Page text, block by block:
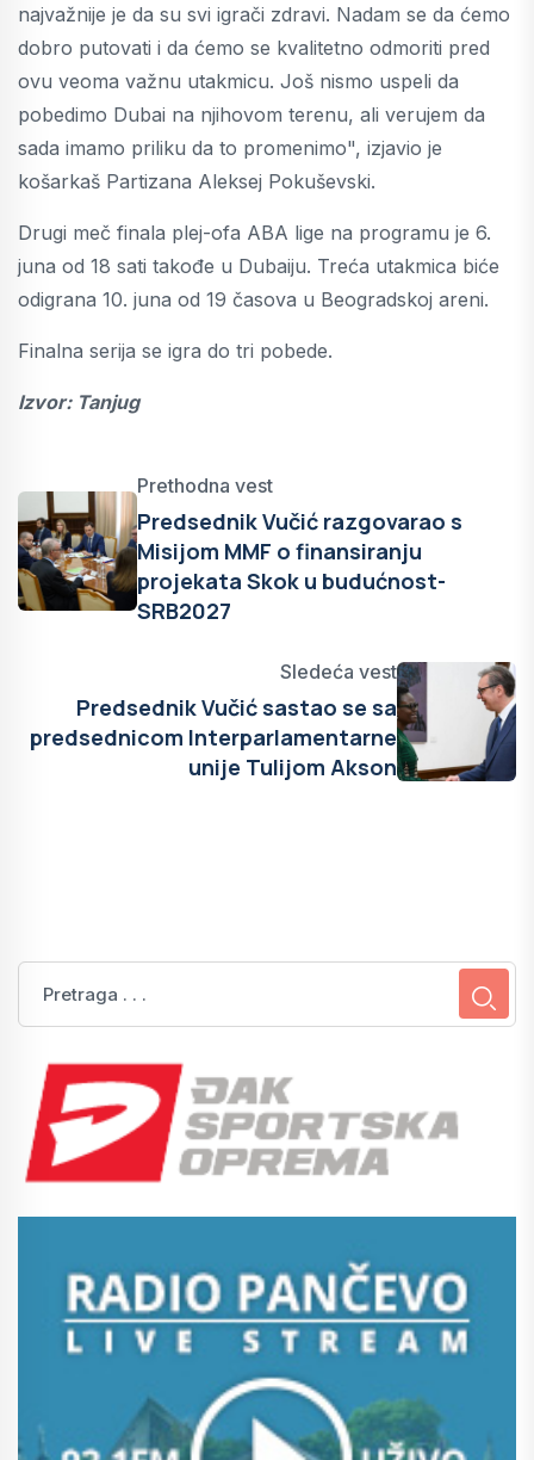
najvažnije je da su svi igrači zdravi. Nadam se da ćemo
dobro putovati i da ćemo se kvalitetno odmoriti pred
ovu veoma važnu utakmicu. Još nismo uspeli da
pobedimo Dubai na njihovom terenu, ali verujem da
sada imamo priliku da to promenimo", izjavio je
košarkaš Partizana Aleksej Pokuševski.
Drugi meč finala plej-ofa ABA lige na programu je 6.
juna od 18 sati takođe u Dubaiju. Treća utakmica biće
odigrana 10. juna od 19 časova u Beogradskoj areni.
Finalna serija se igra do tri pobede.
Izvor: Tanjug
Prethodna vest
Predsednik Vučić razgovarao s
Misijom MMF o finansiranju
projekata Skok u budućnost-
SRB2027
Sledeća vest
Predsednik Vučić sastao se sa
predsednicom Interparlamentarne
unije Tulijom Akson